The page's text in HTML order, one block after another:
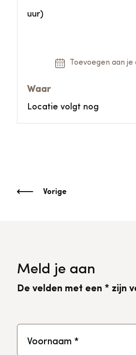
uur)
Toevoegen aan je
Waar
Locatie volgt nog
Vorige
Meld je aan
De velden met een * zijn
Voornaam *